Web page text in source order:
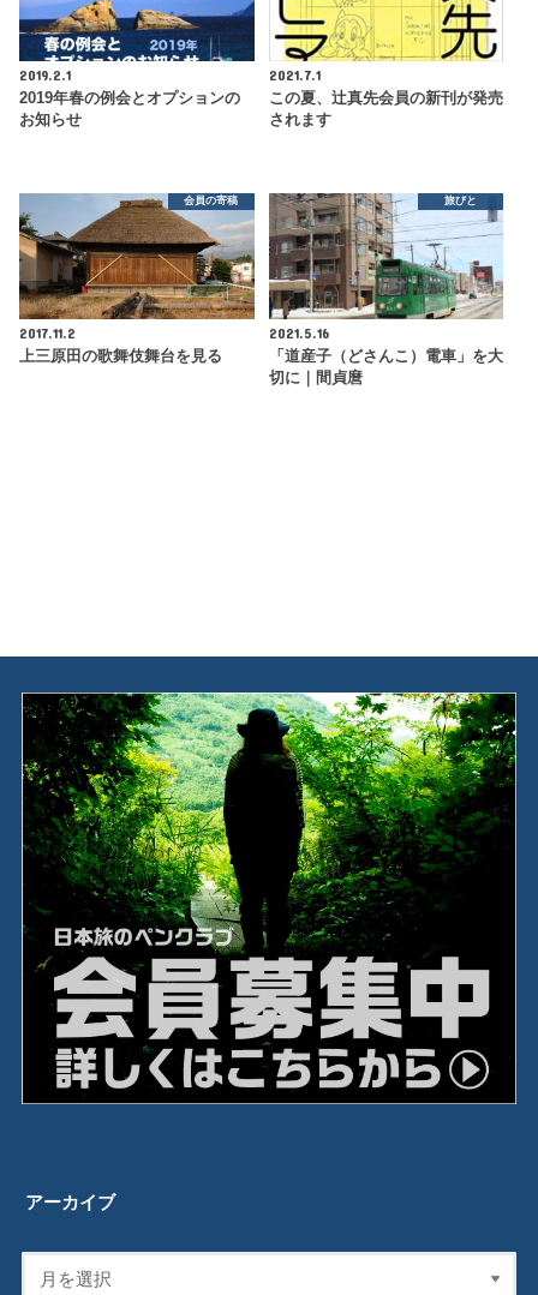
2019.2.1
2019年春の例会とオプションの
お知らせ
2021.7.1
この夏、辻真先会員の新刊が発売
されます
会員の寄稿
2017.11.2
上三原田の歌舞伎舞台を見る
旅びと
2021.5.16
「道産子（どさんこ）電車」を大
切に｜間貞麿
アーカイブ